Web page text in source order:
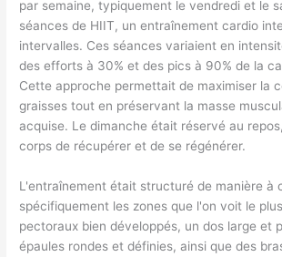
par semaine, typiquement le vendredi et le
séances de HIIT, un entraînement cardio
intervalles. Ces séances variaient en
des efforts à 30% et des pics à 90% de la
Cette approche permettait de maximiser la
graisses tout en préservant la masse
acquise. Le dimanche était réservé au
corps de récupérer et de se régénérer.
L'entraînement était structuré de manière à
spécifiquement les zones que l'on voit le
pectoraux bien développés, un dos large et
épaules rondes et définies, ainsi que des